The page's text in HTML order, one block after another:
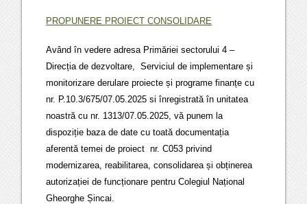
PROPUNERE PROIECT CONSOLIDARE
Având în vedere adresa Primăriei sectorului 4 –
Direcția de dezvoltare, Serviciul de implementare și
monitorizare derulare proiecte și programe finanțe cu
nr. P.10.3/675/07.05.2025 si înregistrată în unitatea
noastră cu nr. 1313/07.05.2025, vă punem la
dispoziție baza de date cu toată documentația
aferentă temei de proiect nr. C053 privind
modernizarea, reabilitarea, consolidarea și obținerea
autorizației de funcționare pentru Colegiul Național
Gheorghe Șincai.